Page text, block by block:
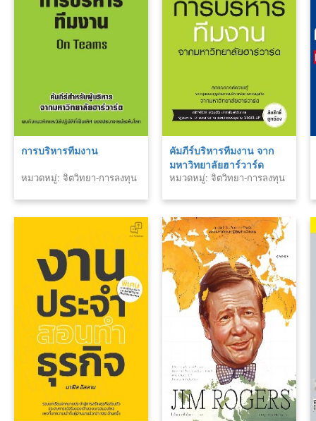
การบริหารทีมงาน
หมวดหมู่: จิตวิทยา-การลงทุน
คัมภีร์บริหารทีมงาน จาก
มหาวิทยาลัยฮาร์วาร์ด
หมวดหมู่: จิตวิทยา-การลงทุน